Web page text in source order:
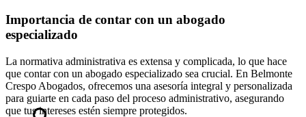
Importancia de contar con un abogado
especializado
La normativa administrativa es extensa y complicada, lo que hace
que contar con un abogado especializado sea crucial. En Belmonte
Crespo Abogados, ofrecemos una asesoría integral y personalizada
para guiarte en cada paso del proceso administrativo, asegurando
que tus intereses estén siempre protegidos.